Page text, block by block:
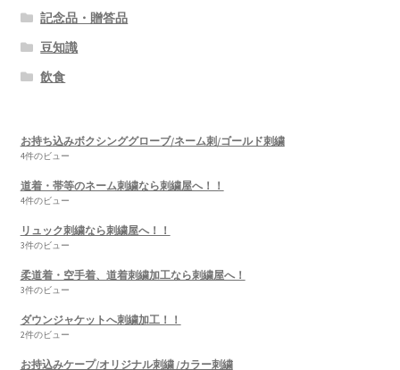
記念品・贈答品
豆知識
飲食
お持ち込みボクシンググローブ/ネーム刺/ゴールド刺繍
4件のビュー
道着・帯等のネーム刺繍なら刺繍屋へ！！
4件のビュー
リュック刺繍なら刺繍屋へ！！
3件のビュー
柔道着・空手着、道着刺繍加工なら刺繍屋へ！
3件のビュー
ダウンジャケットへ刺繍加工！！
2件のビュー
お持込みケープ/オリジナル刺繍 /カラー刺繍